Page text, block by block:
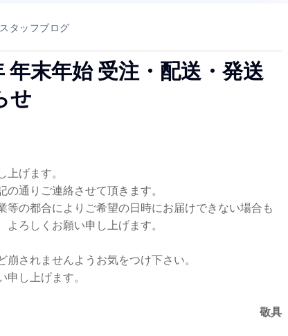
スタッフブログ
年末年始 受注・配送・発送
せ
げます。
通りご連絡させて頂きます。
の都合によりご希望の日時にお届けできない場合も
ろしくお願い申し上げます。
されませんようお気をつけ下さい。
し上げます。
敬具